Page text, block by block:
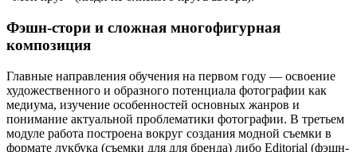
Фэшн-стори и сложная многофигурная
композиция
Главные направления обучения на первом году — освоение
художественного и образного потенциала фотографии как
медиума, изучение особенностей основных жанров и
понимание актуальной проблематики фотографии. В третьем
модуле работа построена вокруг создания модной съемки в
формате лукбука (съемки для для бренда) либо Editorial (фэшн-